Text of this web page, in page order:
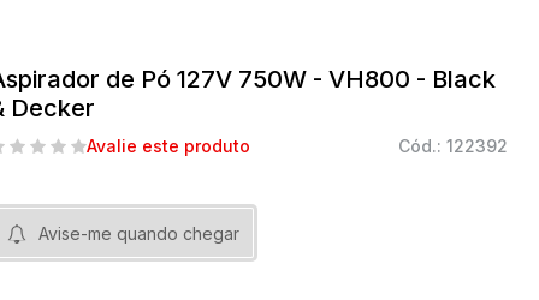
pedidos
atendimento
/ Tostadores
Circulador
de Ar
Acessórios Limpeza
Mop de Limpeza
de Pó 127V 750W - VH800 - Black
Decker
Avalie este produto Cód.: 122392
Avise-me quando chegar